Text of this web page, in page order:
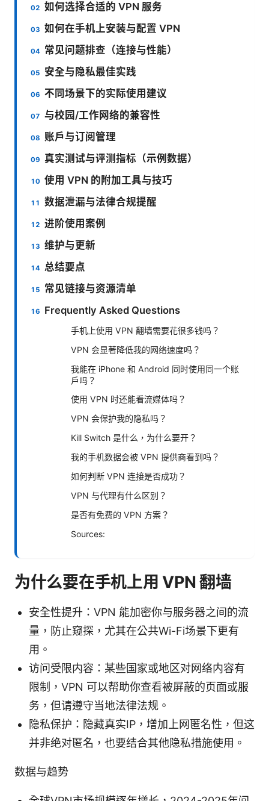
如何选择合适的 VPN 服务
如何在手机上安装与配置 VPN
常见问题排查（连接与性能）
安全与隐私最佳实践
不同场景下的实际使用建议
与校园/工作网络的兼容性
账户与订阅管理
真实测试与评测指标（示例数据）
使用 VPN 的附加工具与技巧
数据泄漏与法律合规提醒
进阶使用案例
维护与更新
总结要点
常见链接与资源清单
Frequently Asked Questions
手机上使用 VPN 翻墙需要花很多钱吗？
VPN 会显著降低我的网络速度吗？
我能在 iPhone 和 Android 同时使用同一个账
户吗？
使用 VPN 时还能看流媒体吗？
VPN 会保护我的隐私吗？
Kill Switch 是什么，为什么要开？
我的手机数据会被 VPN 提供商看到吗？
如何判断 VPN 连接是否成功？
VPN 与代理有什么区别？
是否有免费的 VPN 方案？
Sources:
为什么要在手机上用 VPN 翻墙
安全性提升：VPN 能加密你与服务器之间的流
量，防止窥探，尤其在公共Wi-Fi场景下更有
用。
访问受限内容：某些国家或地区对网络内容有
限制，VPN 可以帮助你查看被屏蔽的页面或服
务，但请遵守当地法律法规。
隐私保护：隐藏真实IP，增加上网匿名性，但这
并非绝对匿名，也要结合其他隐私措施使用。
数据与趋势